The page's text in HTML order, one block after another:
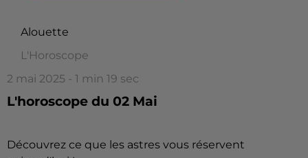
Alouette
L'Horoscope
2 mai 2025 - 1 min 19 sec
L'horoscope du 02 Mai
Découvrez ce que les astres vous réservent